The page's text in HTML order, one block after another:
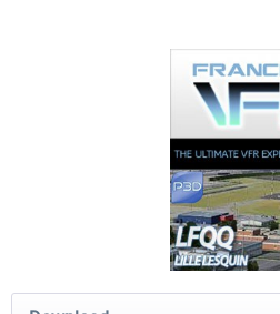
Hamburg-Finkenwerder